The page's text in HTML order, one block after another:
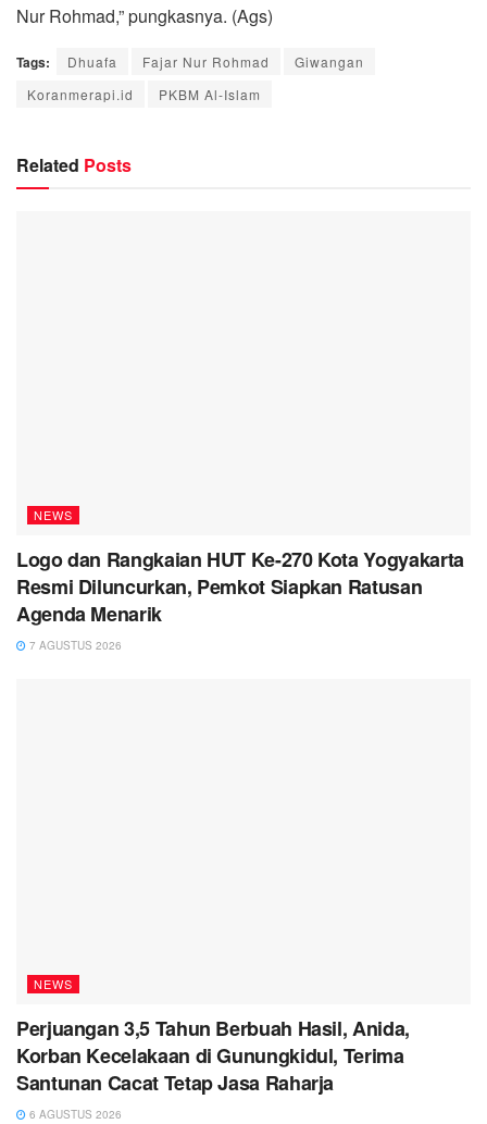
Nur Rohmad,” pungkasnya. (Ags)
Tags: Dhuafa Fajar Nur Rohmad
Giwangan
Koranmerapi.id
PKBM Al-Islam
Related Posts
NEWS
Logo dan Rangkaian HUT Ke-270 Kota Yogyakarta
Resmi Diluncurkan, Pemkot Siapkan Ratusan
Agenda Menarik
7 AGUSTUS 2026
NEWS
Perjuangan 3,5 Tahun Berbuah Hasil, Anida,
Korban Kecelakaan di Gunungkidul, Terima
Santunan Cacat Tetap Jasa Raharja
6 AGUSTUS 2026